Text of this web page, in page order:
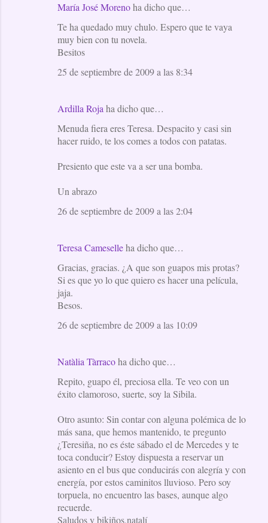
María José Morenoha dicho que…
Te ha quedado muy chulo. Espero que te vaya
muy bien con tu novela.
Besitos
25 de septiembre de 2009 a las 8:34
Ardilla Roja ha dicho que…
Menuda fiera eres Teresa. Despacito y casi sin
hacer ruido, te los comes a todos con patatas.
Presiento que este va a ser una bomba.
Un abrazo
26 de septiembre de 2009 a las 2:04
Teresa Cameselleha dicho que…
Gracias, gracias. ¿A que son guapos mis protas?
Si es que yo lo que quiero es hacer una película,
jaja.
Besos.
26 de septiembre de 2009 a las 10:09
Natàlia Tàrracoha dicho que…
Repito, guapo él, preciosa ella. Te veo con un
éxito clamoroso, suerte, soy la Sibila.
Otro asunto: Sin contar con alguna polémica de lo
más sana, que hemos mantenido, te pregunto
¿Teresiña, no es éste sábado el de Mercedes y te
toca conducir? Estoy dispuesta a reservar un
asiento en el bus que conducirás con alegría y con
energía, por estos caminitos lluvioso. Pero soy
torpuela, no encuentro las bases, aunque algo
recuerde.
Saludos y bikiños,natalí